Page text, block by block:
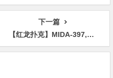
2021-08-26发布！
下一篇
【红龙扑克】MIDA-397,「五条恋」最新作品2025-10-31发布！